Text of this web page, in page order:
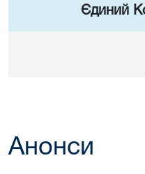
Єдиний
Анонси